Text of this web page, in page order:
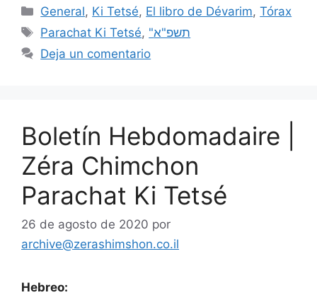
General, Ki Tetsé, El libro de Dévarim,Tórax
Parachat Ki Tetsé,
"תשפ"א
Deja un comentario
Boletín Hebdomadaire |
Zéra Chimchon
Parachat Ki Tetsé
26 de agosto de 2020 por
archive@zerashimshon.co.il
Hebreo: